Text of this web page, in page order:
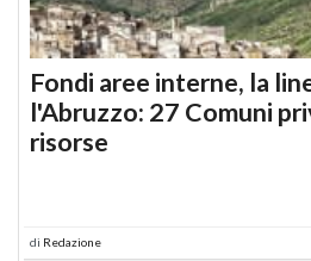
Fondi aree interne, la
l'Abruzzo: 27 Comuni
risorse
di Redazione